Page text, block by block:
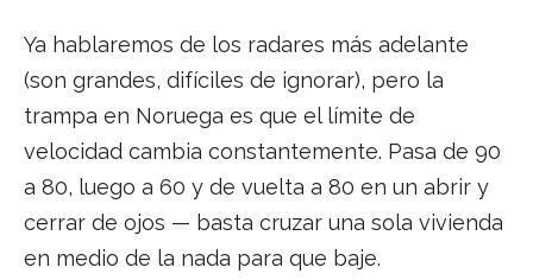
Ya hablaremos de los radares más adelante
(son grandes, difíciles de ignorar), pero la
trampa en Noruega es que el límite de
velocidad cambia constantemente. Pasa de 90
a 80, luego a 60 y de vuelta a 80 en un abrir y
cerrar de ojos — basta cruzar una sola vivienda
en medio de la nada para que baje.